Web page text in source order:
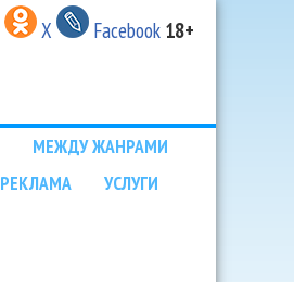
X Facebook 18+
МЕЖДУ ЖАНРАМИ
РЕКЛАМА
УСЛУГИ